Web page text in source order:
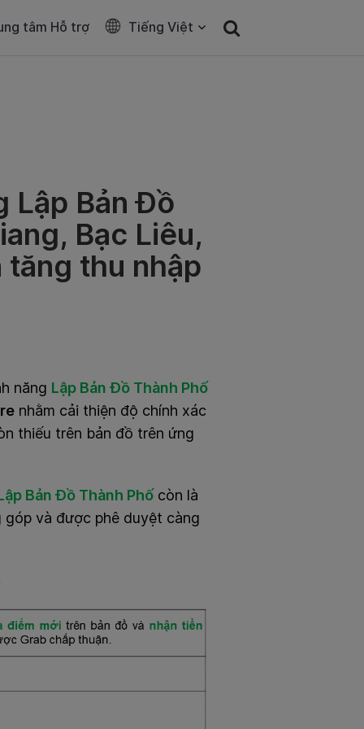
tâm Hỗ trợ Tiếng Việt
Lập Bản Đồ
Bạc Liêu,
tăng thu nhập
năng Lập Bản Đồ Thành Phố
nhằm cải thiện độ chính xác
thiếu trên bản đồ trên ứng
Bản Đồ Thành Phố còn là
và được phê duyệt càng